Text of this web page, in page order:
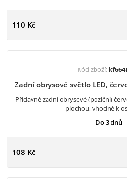
110 Kč
Kód zboží:
Zadní obrysové světlo LED,
Přídavné zadní obrysové (poziční)
plochou, vhodné k
Do 3 dnů
108 Kč